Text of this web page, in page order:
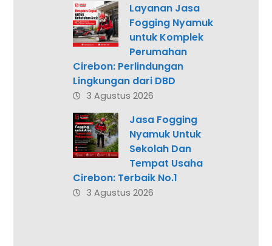
Layanan Jasa
Fogging Nyamuk
untuk Komplek
Perumahan
Cirebon: Perlindungan
Lingkungan dari DBD
3 Agustus 2026
Jasa Fogging
Nyamuk Untuk
Sekolah Dan
Tempat Usaha
Cirebon: Terbaik No.1
3 Agustus 2026